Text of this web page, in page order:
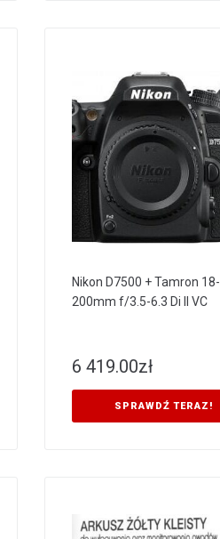
Nikon D7500 + Tamron 18-
200mm f/3.5-6.3 Di II VC
6 419.00zł
SPRAWDŹ TERAZ!